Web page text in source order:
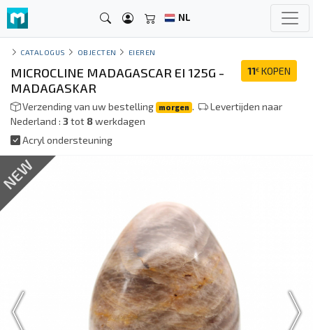
NL
CATALOGUS OBJECTEN EIEREN
11€ KOPEN
MICROCLINE MADAGASCAR EI 125G -
MADAGASKAR
Verzending van uw bestelling morgen .
Levertijden naar
Nederland : 3tot 8werkdagen
Acryl ondersteuning